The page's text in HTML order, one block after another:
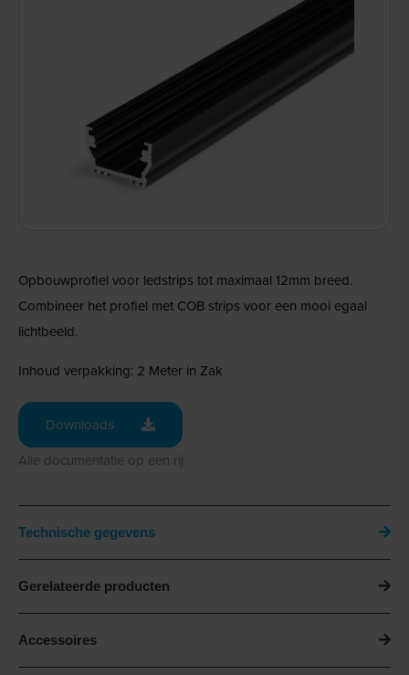
Opbouwprofiel voor ledstrips tot maximaal 12mm breed.
Combineer het profiel met COB strips voor een mooi egaal
lichtbeeld.
Inhoud verpakking: 2 Meter in Zak
Downloads
Alle documentatie op een rij
Technische gegevens
Gerelateerde producten
Accessoires